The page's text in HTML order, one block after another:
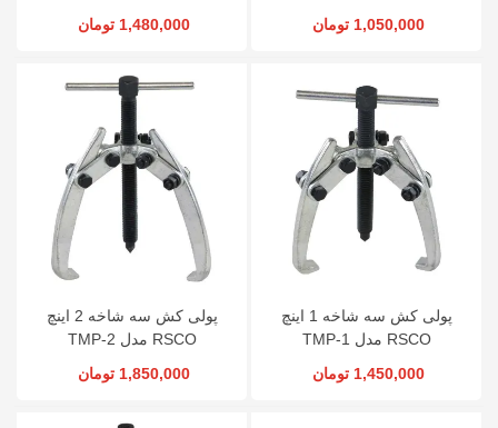
1,050,000 تومان
1,480,000 تومان
پولی کش سه شاخه 1 اینچ
RSCO مدل TMP-1
1,450,000 تومان
پولی کش سه شاخه 2 اینچ
RSCO مدل TMP-2
1,850,000 تومان